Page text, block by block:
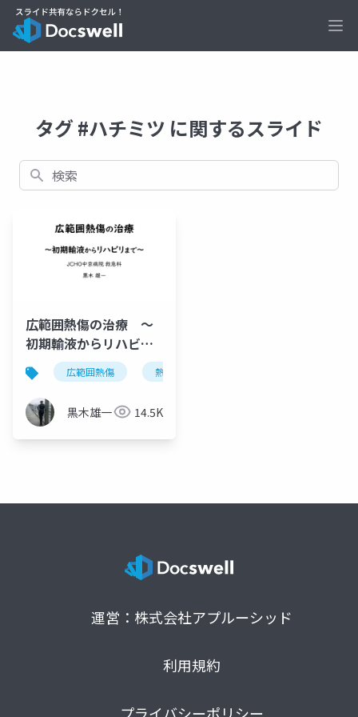
タグ #ハチミツ に関するスライド
検索
広範囲熱傷の治療 ～
初期輸液からリハビリ
まで～ 広範囲熱傷 熱傷初期輸液
黒木雄一 14.5K
運営：株式会社アプルーシッド
利用規約
プライバシーポリシー